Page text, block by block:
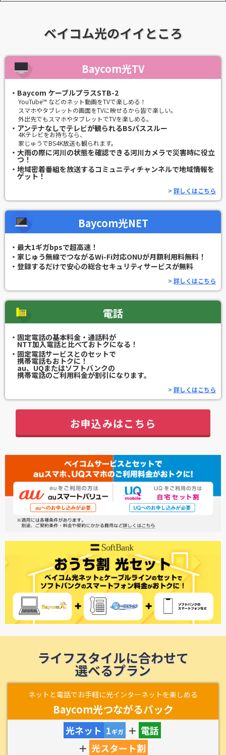
ベイコム光のイイところ
Baycom光TV
・Baycom ケーブルプラスSTB-2
YouTube™ などのネット動画をTVで楽しめる！
スマホやタブレットの画面をTVに映せるから皆で楽しい。
外出先でもスマホやタブレットでTVを楽しめる。
・アンテナなしでテレビが観られるBSパススルー
4Kテレビをお持ちなら、
家じゅうでBS4K放送も観られます。
・大雨の際に河川の状態を確認できる河川カメラで災害時に役立
つ！
・地域密着番組を放送するコミュニティチャンネルで地域情報を
ゲット！
> 詳しくはこちら
Baycom光NET
・最大1ギガbpsで超高速！
・家じゅう無線でつながるWi-Fi対応ONUが月額利用料無料！
・登録するだけで安心の総合セキュリティサービスが無料
> 詳しくはこちら
電話
・固定電話の基本料金・通話料が
NTT加入電話と比べておトクになる！
・固定電話サービスとのセットで
携帯電話もおトクに！
au、UQまたはソフトバンクの
携帯電話のご利用料金が割引になります。
> 詳しくはこちら
お申込みはこちら
ライフスタイルに合わせて
選べるプラン
ネットと電話でお手軽に光インターネットを楽しめる
Baycom光つながるパック
光ネット 1ギガ ＋ 電話
＋ 光スタート割